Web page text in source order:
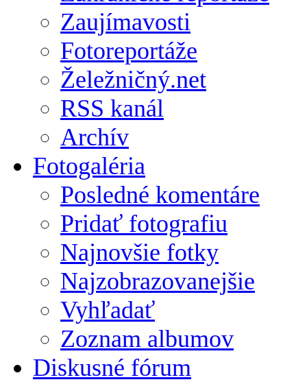
Zaujímavosti
Fotoreportáže
Želežničný.net
RSS kanál
Archív
Fotogaléria
Posledné komentáre
Pridať fotografiu
Najnovšie fotky
Najzobrazovanejšie
Vyhľadať
Zoznam albumov
Diskusné fórum